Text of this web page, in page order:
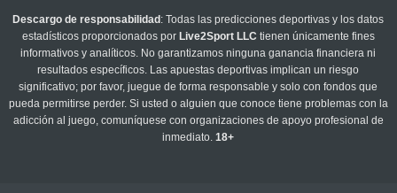
Descargo de responsabilidad : Todas las predicciones deportivas y los datos
estadísticos proporcionados por Live2Sport LLC tienen únicamente fines
informativos y analíticos. No garantizamos ninguna ganancia financiera ni
resultados específicos. Las apuestas deportivas implican un riesgo
significativo; por favor, juegue de forma responsable y solo con fondos que
pueda permitirse perder. Si usted o alguien que conoce tiene problemas con la
adicción al juego, comuníquese con organizaciones de apoyo profesional de
inmediato.18+